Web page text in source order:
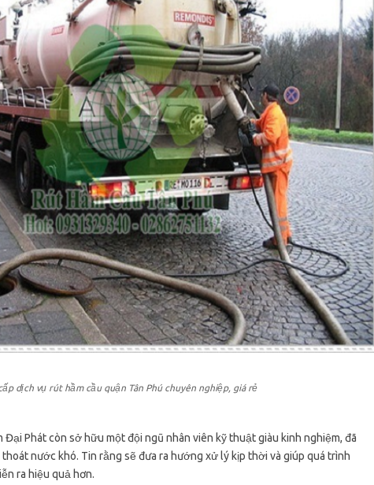
dịch vụ rút hầm cầu quận Tân Phú chuyên nghiệp, giá rẻ
Đại Phát còn sở hữu một đội ngũ nhân viên kỹ thuật giàu kinh nghiệm, đã
nước khó. Tin rằng sẽ đưa ra hướng xử lý kịp thời và giúp quá trình
ra hiệu quả hơn.